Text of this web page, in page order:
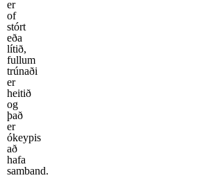
er
of
stórt
eða
lítið,
fullum
trúnaði
er
heitið
og
það
er
ókeypis
að
hafa
samband.